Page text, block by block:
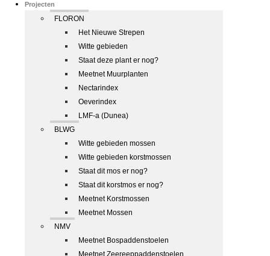
Projecten
FLORON
Het Nieuwe Strepen
Witte gebieden
Staat deze plant er nog?
Meetnet Muurplanten
Nectarindex
Oeverindex
LMF-a (Dunea)
BLWG
Witte gebieden mossen
Witte gebieden korstmossen
Staat dit mos er nog?
Staat dit korstmos er nog?
Meetnet Korstmossen
Meetnet Mossen
NMV
Meetnet Bospaddenstoelen
Meetnet Zeereeppaddenstoelen